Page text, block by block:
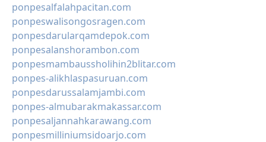
ponpesalfalahpacitan.com
ponpeswalisongosragen.com
ponpesdarularqamdepok.com
ponpesalanshorambon.com
ponpesmambaussholihin2blitar.com
ponpes-alikhlaspasuruan.com
ponpesdarussalamjambi.com
ponpes-almubarakmakassar.com
ponpesaljannahkarawang.com
ponpesmilliniumsidoarjo.com